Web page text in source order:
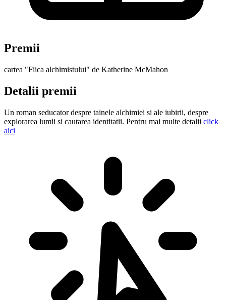
Premii
cartea "Fiica alchimistului" de Katherine McMahon
Detalii premii
Un roman seducator despre tainele alchimiei si ale iubirii, despre
explorarea lumii si cautarea identitatii. Pentru mai multe detalii click
aici